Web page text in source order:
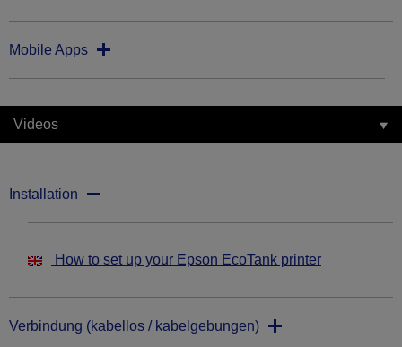
Mobile Apps
Videos
Installation
How to set up your Epson EcoTank printer
Verbindung (kabellos / kabelgebungen)